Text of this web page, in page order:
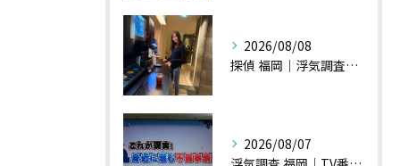
2026/08/08
探偵 福岡｜浮気調査、諸状況、そして雑談へ
2026/08/07